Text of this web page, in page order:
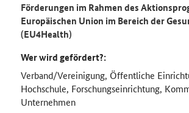
Förderungen im Rahmen des
Europäischen Union im Bereich der
(EU4Health)
Wer wird gefördert?:
Verband/Vereinigung, Öffentliche
Hochschule, Forschungseinrichtung,
Unternehmen